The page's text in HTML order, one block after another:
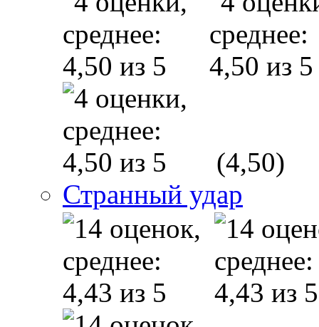
(4,50)
Странный удар